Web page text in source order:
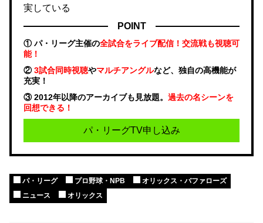
実している
POINT
① パ・リーグ主催の全試合をライブ配信！交流戦も視聴可
能！
②3試合同時視聴やマルチアングルなど、独自の高機能が
充実！
③ 2012年以降のアーカイブも見放題。 過去の名シーンを
回想できる！
パ・リーグTV申し込み
パ・リーグ プロ野球・NPB
オリックス・バファローズ
ニュース
オリックス